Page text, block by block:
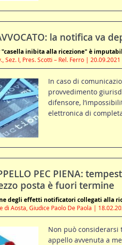
la notifica va
"casella inibita alla ricezione" è
Sez. I, Pres. Scotti – Rel. Ferro |
In caso di
provvedimento
difensore,
elettronica di
PEC PIENA:
posta è fuori termine
degli effetti notificatori collegati alla
di Aosta, Giudice Paolo De Paola |
Non può
appello avvenuta a